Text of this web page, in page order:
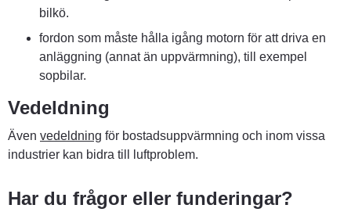
bilkö.
fordon som måste hålla igång motorn för att driva en
anläggning (annat än uppvärmning), till exempel
sopbilar.
Vedeldning
Även vedeldning för bostadsuppvärmning och inom vissa
industrier kan bidra till luftproblem.
Har du frågor eller funderingar?